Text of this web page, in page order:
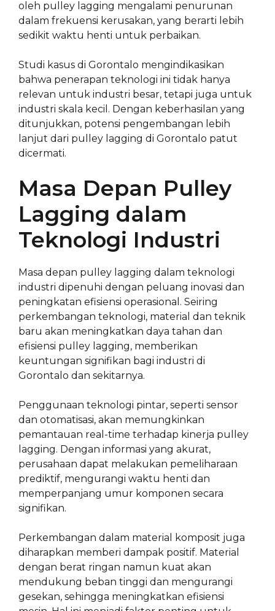
oleh pulley lagging mengalami penurunan
dalam frekuensi kerusakan, yang berarti lebih
sedikit waktu henti untuk perbaikan.
Studi kasus di Gorontalo mengindikasikan
bahwa penerapan teknologi ini tidak hanya
relevan untuk industri besar, tetapi juga untuk
industri skala kecil. Dengan keberhasilan yang
ditunjukkan, potensi pengembangan lebih
lanjut dari pulley lagging di Gorontalo patut
dicermati.
Masa Depan Pulley
Lagging dalam
Teknologi Industri
Masa depan pulley lagging dalam teknologi
industri dipenuhi dengan peluang inovasi dan
peningkatan efisiensi operasional. Seiring
perkembangan teknologi, material dan teknik
baru akan meningkatkan daya tahan dan
efisiensi pulley lagging, memberikan
keuntungan signifikan bagi industri di
Gorontalo dan sekitarnya.
Penggunaan teknologi pintar, seperti sensor
dan otomatisasi, akan memungkinkan
pemantauan real-time terhadap kinerja pulley
lagging. Dengan informasi yang akurat,
perusahaan dapat melakukan pemeliharaan
prediktif, mengurangi waktu henti dan
memperpanjang umur komponen secara
signifikan.
Perkembangan dalam material komposit juga
diharapkan memberi dampak positif. Material
dengan berat ringan namun kuat akan
mendukung beban tinggi dan mengurangi
gesekan, sehingga meningkatkan efisiensi